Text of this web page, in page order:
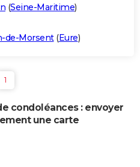
(Seine-Maritime)
de-Morsent(Eure)
1
condoléances : envoyer
une carte